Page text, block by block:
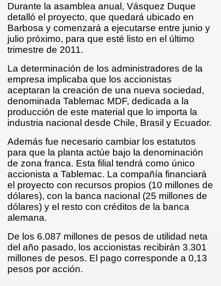
Durante la asamblea anual, Vásquez Duque
detalló el proyecto, que quedará ubicado en
Barbosa y comenzará a ejecutarse entre junio y
julio próximo, para que esté listo en el último
trimestre de 2011.
La determinación de los administradores de la
empresa implicaba que los accionistas
aceptaran la creación de una nueva sociedad,
denominada Tablemac MDF, dedicada a la
producción de este material que lo importa la
industria nacional desde Chile, Brasil y Ecuador.
Además fue necesario cambiar los estatutos
para que la planta actúe bajo la denominación
de zona franca. Esta filial tendrá como único
accionista a Tablemac. La compañía financiará
el proyecto con recursos propios (10 millones de
dólares), con la banca nacional (25 millones de
dólares) y el resto con créditos de la banca
alemana.
De los 6.087 millones de pesos de utilidad neta
del año pasado, los accionistas recibirán 3.301
millones de pesos. El pago corresponde a 0,13
pesos por acción.
LA LOPEZ
de Barbosa